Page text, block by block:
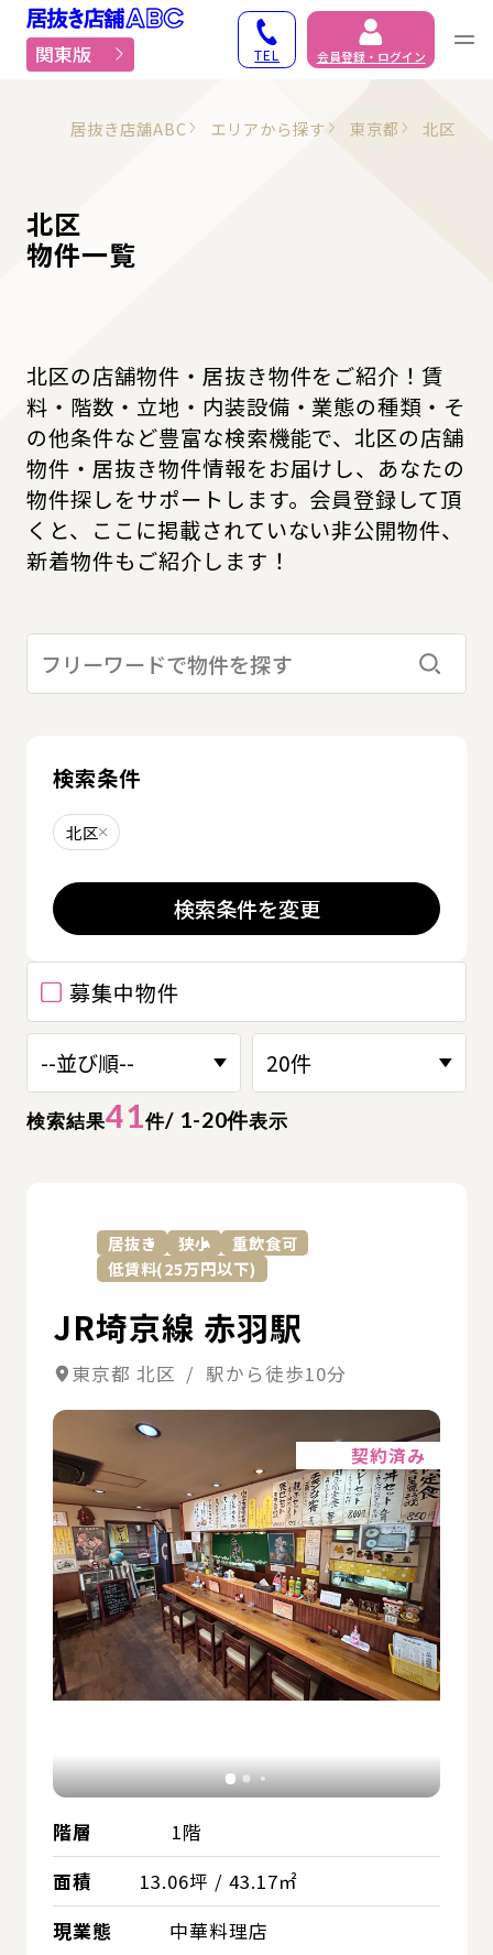
居抜き物件・貸店舗で
関東版 TEL 会員登録・ログイン
居抜き店舗ABC エリアから探す 東京都 北区
北区
物件一覧
北区の店舗物件・居抜き物件をご紹介！賃
料・階数・立地・内装設備・業態の種類・そ
の他条件など豊富な検索機能で、北区の店舗
物件・居抜き物件情報をお届けし、あなたの
物件探しをサポートします。会員登録して頂
くと、ここに掲載されていない非公開物件、
新着物件もご紹介します！
検索結果41件/ 1-20件表示
募集中物件
居抜き 狭小
重飲食可
低賃料(25万円以下)
JR埼京線 赤羽駅
東京都 北区 / 駅から徒歩10分
契約済み
階層
1階
面積
13.06坪 / 43.17㎡
現業態
中華料理店
検索す
検索条件
北区削除する
検索条件を変更